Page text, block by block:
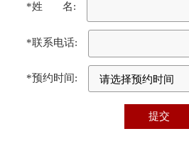
*姓 名:
*联系电话:
*预约时间: